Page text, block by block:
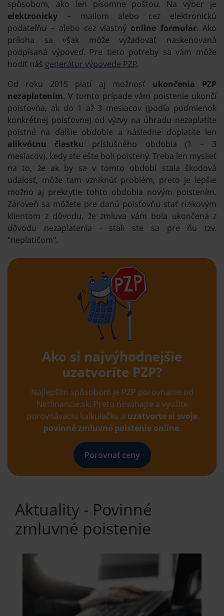
spôsobom, ako len písomne poštou. Na výber je
elektronicky – mailom alebo cez elektronickú
podateľňu – alebo cez vlastný online formulár. Ako
príloha sa však môže vyžadovať naskenovaná
podpísaná výpoveď. Pre tieto potreby sa vám môže
hodiť náš generátor výpovede PZP.
Od roku 2015 platí aj možnosť ukončenia PZP
nezaplatením. V tomto prípade vám poistenie ukončí
poisťovňa, ak do 1 až 3 mesiacov (podľa podmienok
konkrétnej poisťovne) od výzvy na úhradu nezaplatíte
poistné na ďalšie obdobie a následne doplatíte len
alikvótnu čiastku príslušného obdobia (1 – 3
mesiacov), kedy ste ešte boli poistený. Treba len myslieť
na to, že ak by sa v tomto období stala škodová
udalosť, môže tam vzniknúť problém, preto je lepšie
možno aj prekrytie tohto obdobia novým poistením.
Zároveň sa môžete pre danú poisťovňu stať rizikovým
klientom z dôvodu, že zmluva vám bola ukončená z
dôvodu nezaplatenia - stali ste sa pre ňu tzv.
"neplatičom".
Ako si najvýhodnejšie
uzatvoríte PZP?
Najlepším spôsobom je PZP porovnanie od
Netfinancie.sk. Preto neváhajte a využite
porovnávaciu kalkulačku a uzatvorte si svoje
povinné zmluvné poistenie online.
Porovnať ceny
Aktuality - Povinné
zmluvné poistenie